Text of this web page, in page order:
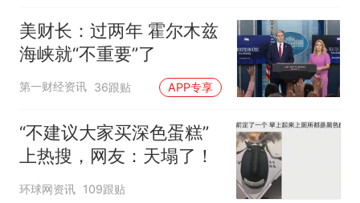
美财长：过两年 霍尔木兹
海峡就“不重要”了
第一财经资讯 36跟贴 APP专享
“不建议大家买深色蛋糕”
上热搜，网友：天塌了！
环球网资讯 109跟贴